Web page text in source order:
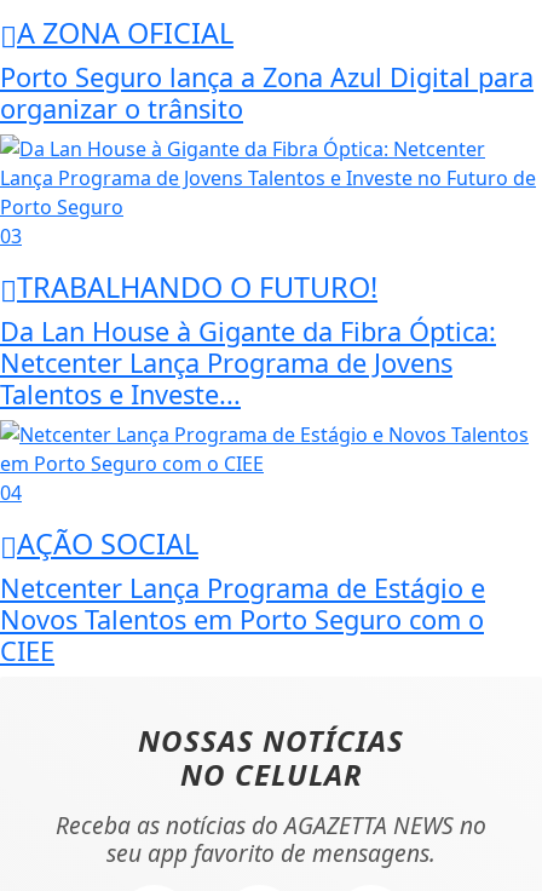
A ZONA OFICIAL
Porto Seguro lança a Zona Azul Digital para
organizar o trânsito
03
TRABALHANDO O FUTURO!
Da Lan House à Gigante da Fibra Óptica:
Netcenter Lança Programa de Jovens
Talentos e Investe...
04
AÇÃO SOCIAL
Netcenter Lança Programa de Estágio e
Novos Talentos em Porto Seguro com o
CIEE
NOSSAS NOTÍCIAS
NO CELULAR
Receba as notícias do AGAZETTA NEWS no
seu app favorito de mensagens.